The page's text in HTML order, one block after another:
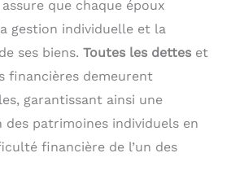
que chaque époux
gestion individuelle et la
ses biens. Toutes les dettes et
financières demeurent
garantissant ainsi une
patrimoines individuels en
financière de l’un des